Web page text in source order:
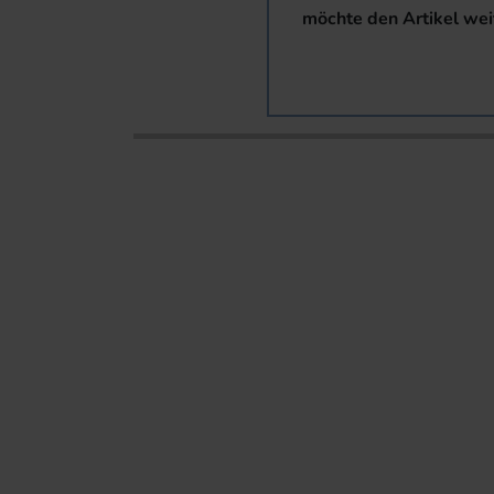
möchte den Artikel